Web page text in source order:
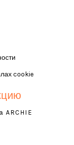
cookie
ARCHIE